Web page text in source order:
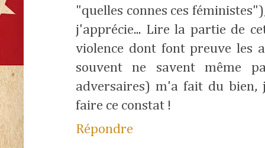
"quelles connes ces
j'apprécie... Lire la partie de
violence dont font preuve les
souvent ne savent même
adversaires) m'a fait du bien,
faire ce constat !
Répondre